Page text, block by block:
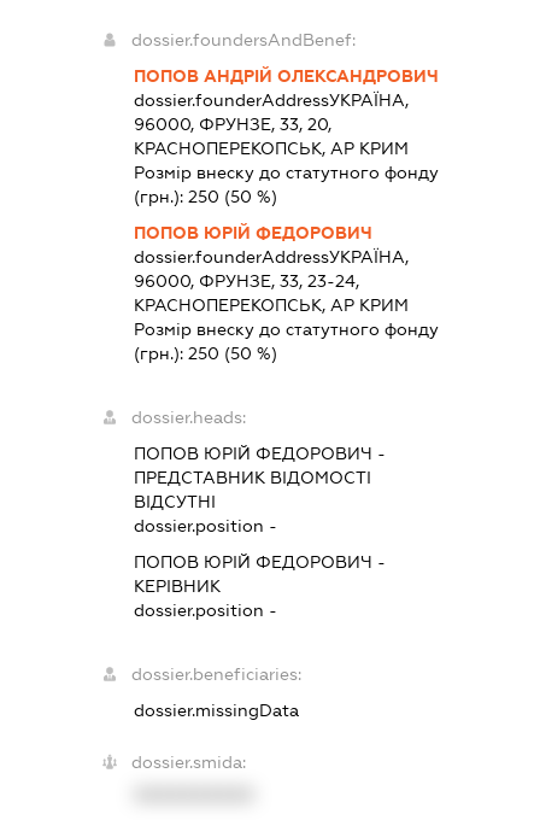
dossier.foundersAndBenef:
ПОПОВ АНДРІЙ ОЛЕКСАНДРОВИЧ
dossier.founderAddressУКРАЇНА,
96000, ФРУНЗЕ, 33, 20,
КРАСНОПЕРЕКОПСЬК, АР КРИМ
Розмір внеску до статутного фонду
(грн.):250 (50 %)
ПОПОВ ЮРІЙ ФЕДОРОВИЧ
dossier.founderAddressУКРАЇНА,
96000, ФРУНЗЕ, 33, 23-24,
КРАСНОПЕРЕКОПСЬК, АР КРИМ
Розмір внеску до статутного фонду
(грн.):250 (50 %)
dossier.heads:
ПОПОВ ЮРІЙ ФЕДОРОВИЧ -
ПРЕДСТАВНИК ВІДОМОСТІ
ВІДСУТНІ
dossier.position -
ПОПОВ ЮРІЙ ФЕДОРОВИЧ -
КЕРІВНИК
dossier.position -
dossier.beneficiaries:
dossier.missingData
dossier.smida: